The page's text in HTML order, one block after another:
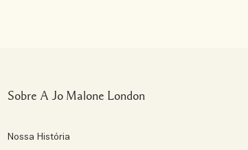
Sobre A Jo Malone London
Nossa História